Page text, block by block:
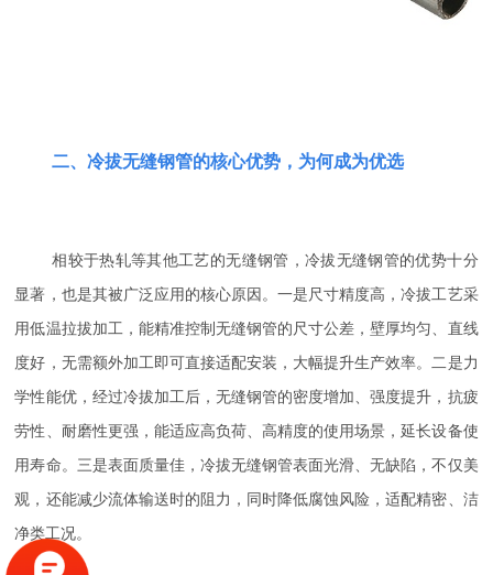
二、冷拔无缝钢管的核心优势，为何成为优选
相较于热轧等其他工艺的无缝钢管，冷拔无缝钢管的优势十分
显著，也是其被广泛应用的核心原因。一是尺寸精度高，冷拔工艺采
用低温拉拔加工，能精准控制无缝钢管的尺寸公差，壁厚均匀、直线
度好，无需额外加工即可直接适配安装，大幅提升生产效率。二是力
学性能优，经过冷拔加工后，无缝钢管的密度增加、强度提升，抗疲
劳性、耐磨性更强，能适应高负荷、高精度的使用场景，延长设备使
用寿命。三是表面质量佳，冷拔无缝钢管表面光滑、无缺陷，不仅美
观，还能减少流体输送时的阻力，同时降低腐蚀风险，适配精密、洁
净类工况。